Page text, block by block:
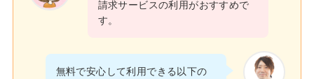
請求サービスの利用がおすすめで
す。
無料で安心して利用できる以下の